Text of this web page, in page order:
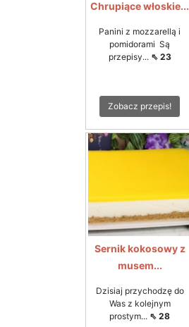
Chrupiące włoskie...
Panini z mozzarellą i
pomidorami Są
przepisy... ⇖ 23
Zobacz przepis!
Sernik kokosowy z
musem...
Dzisiaj przychodzę do
Was z kolejnym
prostym... ⇖ 28